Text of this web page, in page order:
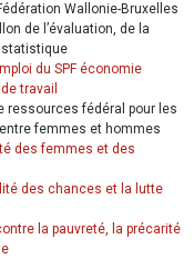
Wallonie-Bruxelles
de l’évaluation, de la
statistique
du SPF économie
travail
ressources fédéral pour les
femmes et hommes
des femmes et des
des chances et la lutte
la pauvreté, la précarité